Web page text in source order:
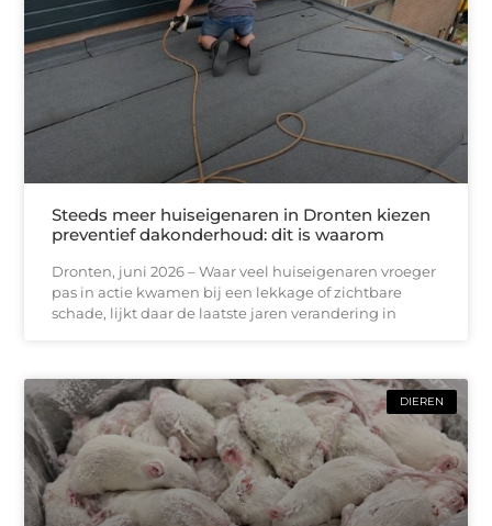
Steeds meer huiseigenaren in Dronten kiezen
preventief dakonderhoud: dit is waarom
Dronten, juni 2026 – Waar veel huiseigenaren vroeger
pas in actie kwamen bij een lekkage of zichtbare
schade, lijkt daar de laatste jaren verandering in
DIEREN